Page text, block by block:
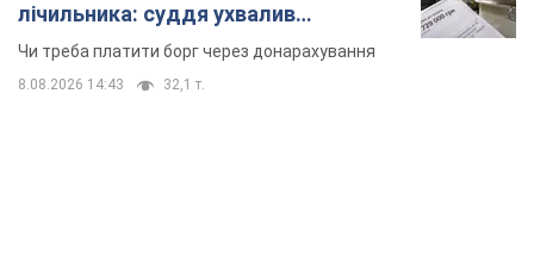
лічильника: суддя ухвалив
неочікуване рішення
Чи треба платити борг через донарахування
8.08.2026 14:43 32,1 т.